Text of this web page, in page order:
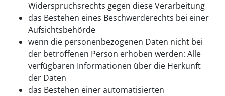
Widerspruchsrechts gegen diese Verarbeitung
das Bestehen eines Beschwerderechts bei einer
Aufsichtsbehörde
wenn die personenbezogenen Daten nicht bei
der betroffenen Person erhoben werden: Alle
verfügbaren Informationen über die Herkunft
der Daten
das Bestehen einer automatisierten